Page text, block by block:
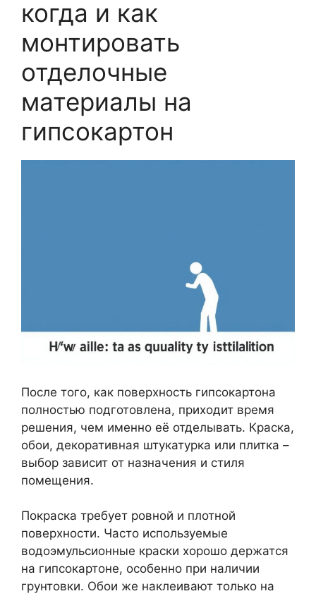
когда и как
монтировать
отделочные
материалы на
гипсокартон
После того, как поверхность гипсокартона
полностью подготовлена, приходит время
решения, чем именно её отделывать. Краска,
обои, декоративная штукатурка или плитка –
выбор зависит от назначения и стиля
помещения.
Покраска требует ровной и плотной
поверхности. Часто используемые
водоэмульсионные краски хорошо держатся
на гипсокартоне, особенно при наличии
грунтовки. Обои же наклеивают только на